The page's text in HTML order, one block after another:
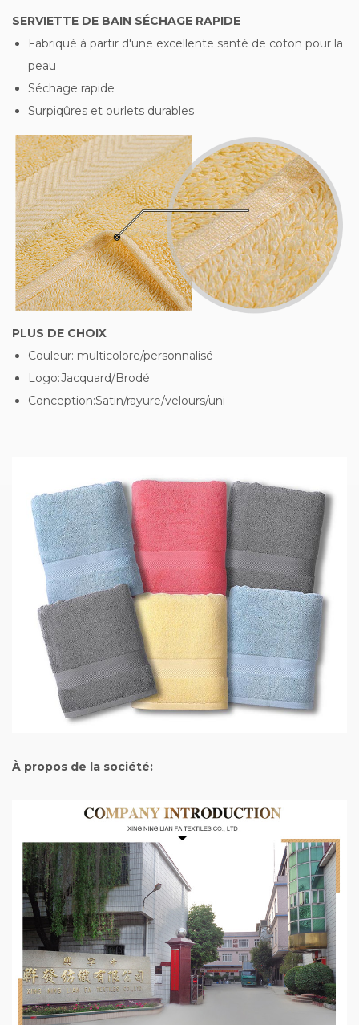
SERVIETTE DE BAIN SÉCHAGE RAPIDE
Fabriqué à partir d'une excellente santé de coton pour la
peau
Séchage rapide
Surpiqûres et ourlets durables
PLUS DE CHOIX
Couleur: multicolore/personnalisé
Logo:Jacquard/Brodé
Conception:Satin/rayure/velours/uni
À propos de la société: